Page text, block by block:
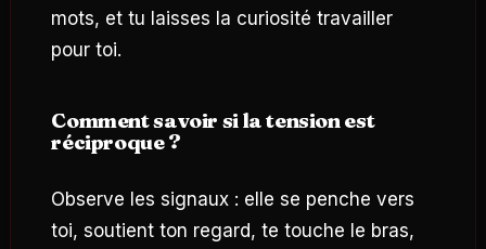
mots, et tu laisses la curiosité travailler
pour toi.
Comment savoir si la tension est
réciproque ?
Observe les signaux : elle se penche vers
toi, soutient ton regard, te touche le bras,